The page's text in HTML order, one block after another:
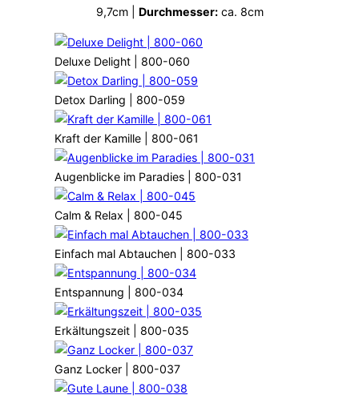
9,7cm | Durchmesser:ca. 8cm
Deluxe Delight | 800-060
Detox Darling | 800-059
Kraft der Kamille | 800-061
Augenblicke im Paradies | 800-031
Calm & Relax | 800-045
Einfach mal Abtauchen | 800-033
Entspannung | 800-034
Erkältungszeit | 800-035
Ganz Locker | 800-037